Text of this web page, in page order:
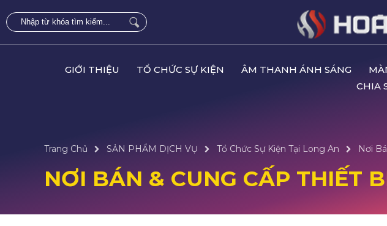
GIỚI THIỆU TỔ CHỨC SỰ KIỆN ÂM THANH ÁNH SÁNG
CHIA
Trang Chủ SẢN PHẨM DỊCH VỤ Tổ Chức Sự Kiện Tại Long An Nơi
NƠI BÁN & CUNG CẤP THIẾT